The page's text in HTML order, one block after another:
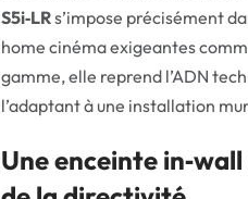
S5i‑LRs’impose précisément
home cinéma exigeantes
gamme, elle reprend l’ADN
l’adaptant à une installation
Une enceinte